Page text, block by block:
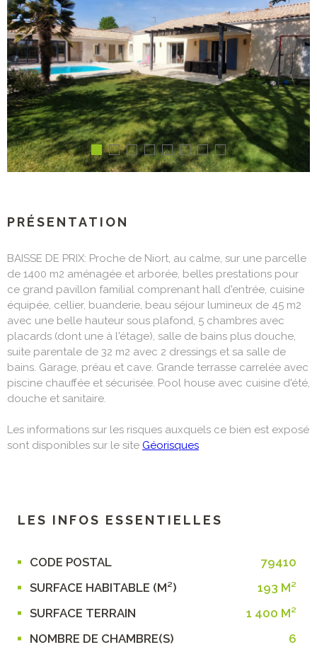
PRÉSENTATION
BAISSE DE PRIX: Proche de Niort, au calme, sur une parcelle
de 1400 m2 aménagée et arborée, belles prestations pour
ce grand pavillon familial comprenant hall d'entrée, cuisine
équipée, cellier, buanderie, beau séjour lumineux de 45 m2
avec une belle hauteur sous plafond, 5 chambres avec
placards (dont une à l'étage), salle de bains plus douche,
suite parentale de 32 m2 avec 2 dressings et sa salle de
bains. Garage, préau et cave. Grande terrasse carrelée avec
piscine chauffée et sécurisée. Pool house avec cuisine d'été,
douche et sanitaire.
Les informations sur les risques auxquels ce bien est exposé
sont disponibles sur le site Géorisques
LES INFOS ESSENTIELLES
Caractérisque Valeurs
CODE POSTAL
79410
SURFACE HABITABLE (M²)
193 M²
SURFACE TERRAIN
1 400 M²
NOMBRE DE CHAMBRE(S)
6